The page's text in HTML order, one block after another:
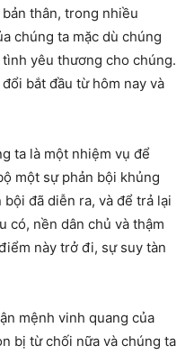
thân, trong nhiều
chúng ta mặc dù chúng
yêu thương cho chúng.
bắt đầu từ hôm nay và
ta là một nhiệm vụ để
một sự phản bội khủng
đã diễn ra, và để trả lại
có, nền dân chủ và thậm
này trở đi, sự suy tàn
mệnh vinh quang của
bị từ chối nữa và chúng ta